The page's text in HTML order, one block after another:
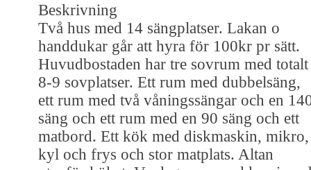
Beskrivning
Två hus med 14 sängplatser. Lakan o
handdukar går att hyra för 100kr pr sätt.
Huvudbostaden har tre sovrum med totalt
8-9 sovplatser. Ett rum med dubbelsäng,
ett rum med två våningssängar och en
säng och ett rum med en 90 säng och ett
matbord. Ett kök med diskmaskin, mikro,
kyl och frys och stor matplats. Altan